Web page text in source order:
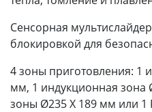
Сенсорная
блокировкой для
4 зоны приготовления: 1
мм, 1 индукционная
зоны Ø235 X 189 мм или 1